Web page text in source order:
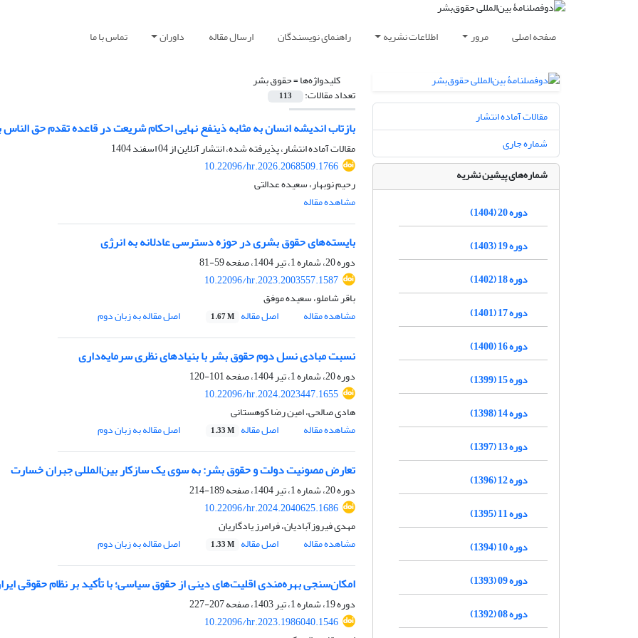
صفحه اصلی مرور اطلاعات نشریه راهنمای نویسندگان ارسال مقاله داوران تماس با ما
کلیدواژه‌ها =حقوق بشر
تعداد مقالات: 113
بازتاب اندیشه انسان به مثابه ذینفع نهایی احکام شریعت در قاعده تقدم حق الناس
مقالات آماده انتشار، پذیرفته شده، انتشار آنلاین از04 اسفند 1404
10.22096/hr.2026.2068509.1766
رحیم نوبهار، سعیده عدالتی
مشاهده مقاله
بایسته‌های حقوق بشری در حوزه دسترسی عادلانه به انرژی
دوره 20، شماره 1، تیر 1404، صفحه
59-81
10.22096/hr.2023.2003557.1587
باقر شاملو، سعیده موفق
مشاهده مقاله
اصل مقاله 1.67 M اصل مقاله به زبان دوم
نسبت مبادی نسل دوم حقوق بشر با بنیادهای نظری سرمایه‌داری
دوره 20، شماره 1، تیر 1404، صفحه
101-120
10.22096/hr.2024.2023447.1655
هادی صالحی، امین رضا کوهستانی
مشاهده مقاله
اصل مقاله 1.33 M اصل مقاله به زبان دوم
تعارض مصونیت دولت و حقوق بشر: به سوی یک سازکار بین‌المللی جبران خسارت
دوره 20، شماره 1، تیر 1404، صفحه
189-214
10.22096/hr.2024.2040625.1686
مهدی فیروزآبادیان، فرامرز یادگاریان
مشاهده مقاله
اصل مقاله 1.33 M اصل مقاله به زبان دوم
امکان‌سنجی بهره‌مندی اقلیت‌های دینی از حقوق سیاسی؛ با تأکید بر نظام حقوقی
دوره 19، شماره 1، تیر 1403، صفحه
207-227
10.22096/hr.2023.1986040.1546
مقالات آماده انتشار
شماره جاری
شماره‌های پیشین نشریه
دوره 20 (1404)
دوره 19 (1403)
دوره 18 (1402)
دوره 17 (1401)
دوره 16 (1400)
دوره 15 (1399)
دوره 14 (1398)
دوره 13 (1397)
دوره 12 (1396)
دوره 11 (1395)
دوره 10 (1394)
دوره 09 (1393)
دوره 08 (1392)